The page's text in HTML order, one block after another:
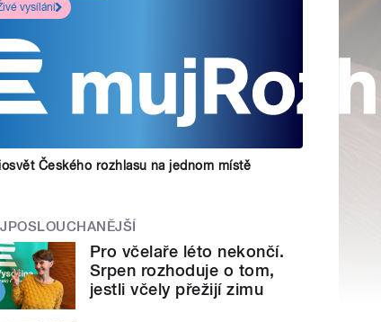
vysílání
Českého rozhlasu na jednom místě
Pro včelaře léto nekončí.
Srpen rozhoduje o tom,
jestli včely přežijí zimu